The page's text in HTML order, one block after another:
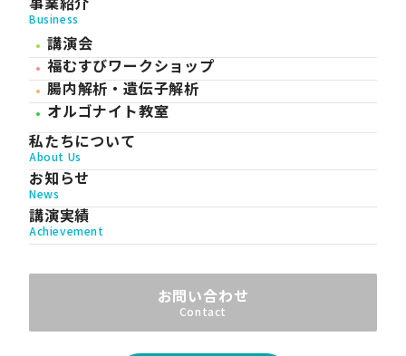
Business
講演会
福むすびワークショップ
腸内解析・遺伝子解析
オルゴナイト教室
私たちについて
About Us
お知らせ
News
講演実績
Achievement
お問い合わせ
Contact